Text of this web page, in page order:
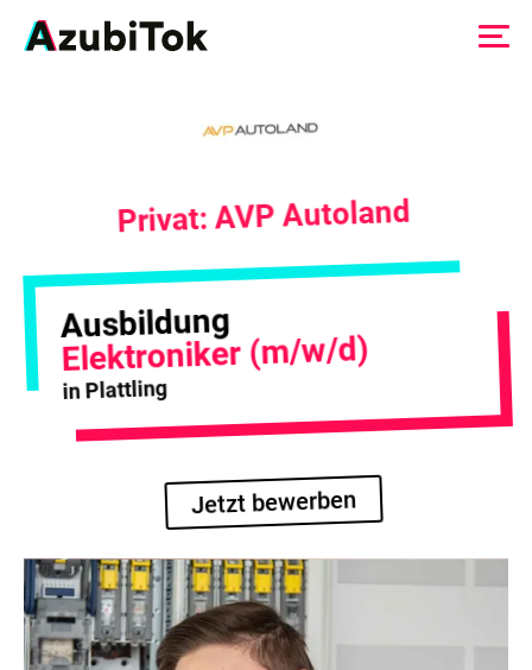
Privat: AVP Autoland
Ausbildung
Elektroniker (m/w/d)
in Plattling
Jetzt bewerben